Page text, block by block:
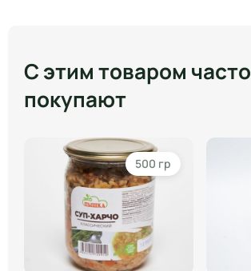
С этим товаром часто
покупают
500 гр